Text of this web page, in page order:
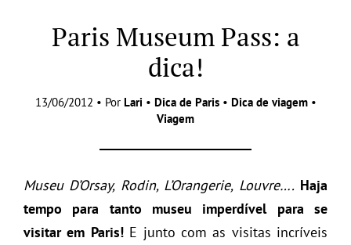
Paris Museum Pass: a
dica!
13/06/2012 • Por Lari • Dica de Paris• Dica de viagem•
Viagem
Museu D’Orsay, Rodin, L’Orangerie, Louvre…. Haja
tempo para tanto museu imperdível para se
visitar em Paris!E junto com as visitas incríveis